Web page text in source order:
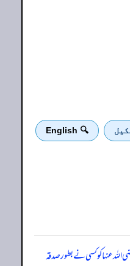
🔍 English
اللہ عنہا کو کسی نے بطور صدقہ